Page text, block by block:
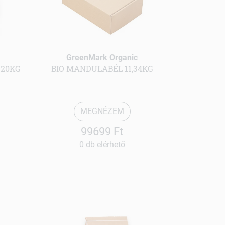
GreenMark Organic
BIO MANDULABÉL 11,34KG
MEGNÉZEM
99699 Ft
0 db elérhető